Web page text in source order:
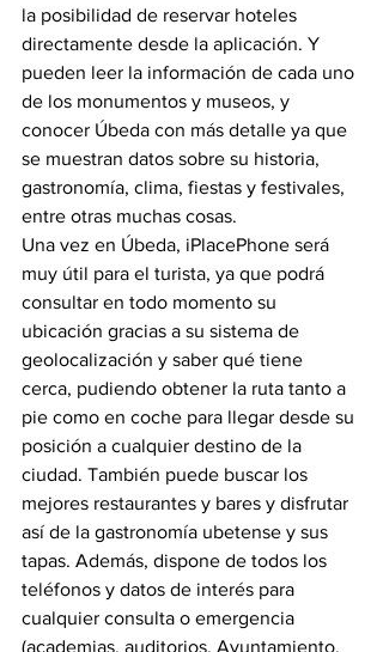
la posibilidad de reservar hoteles
directamente desde la aplicación. Y
pueden leer la información de cada uno
de los monumentos y museos, y
conocer Úbeda con más detalle ya que
se muestran datos sobre su historia,
gastronomía, clima, fiestas y festivales,
entre otras muchas cosas.
Una vez en Úbeda, iPlacePhone será
muy útil para el turista, ya que podrá
consultar en todo momento su
ubicación gracias a su sistema de
geolocalización y saber qué tiene
cerca, pudiendo obtener la ruta tanto a
pie como en coche para llegar desde su
posición a cualquier destino de la
ciudad. También puede buscar los
mejores restaurantes y bares y disfrutar
así de la gastronomía ubetense y sus
tapas. Además, dispone de todos los
teléfonos y datos de interés para
cualquier consulta o emergencia
(academias, auditorios, Ayuntamiento,